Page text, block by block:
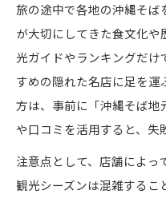
旅の途中で各地の沖縄そば
が大切にしてきた食文化
光ガイドやランキングだ
すめの隠れた名店に足を運
方は、事前に「沖縄そば地
や口コミを活用すると、失
注意点として、店舗によっ
観光シーズンは混雑するこ